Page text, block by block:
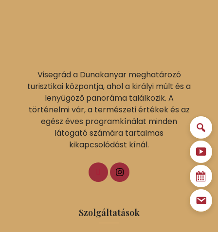
Visegrád a Dunakanyar meghatározó
turisztikai központja, ahol a királyi múlt és a
lenyűgöző panoráma találkozik. A
történelmi vár, a természeti értékek és az
egész éves programkínálat minden
látogató számára tartalmas
kikapcsolódást kínál.
Szolgáltatások